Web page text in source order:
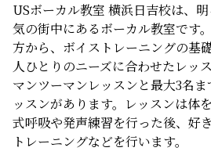
USボーカル教室 横浜日吉校は、
気の街中にあるボーカル教室です
方から、ボイストレーニングの基
人ひとりのニーズに合わせたレッ
マンツーマンレッスンと最大3名
ッスンがあります。レッスンは体
式呼吸や発声練習を行った後、好
トレーニングなどを行います。